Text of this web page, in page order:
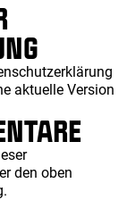
aktuelle Version
den oben